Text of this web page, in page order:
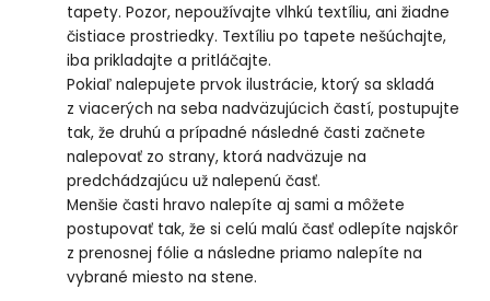
tapety. Pozor, nepoužívajte vlhkú textíliu, ani žiadne
čistiace prostriedky. Textíliu po tapete nešúchajte,
iba prikladajte a pritláčajte.
Pokiaľ nalepujete prvok ilustrácie, ktorý sa skladá
z viacerých na seba nadväzujúcich častí, postupujte
tak, že druhú a prípadné následné časti začnete
nalepovať zo strany, ktorá nadväzuje na
predchádzajúcu už nalepenú časť.
Menšie časti hravo nalepíte aj sami a môžete
postupovať tak, že si celú malú časť odlepíte najskôr
z prenosnej fólie a následne priamo nalepíte na
vybrané miesto na stene.